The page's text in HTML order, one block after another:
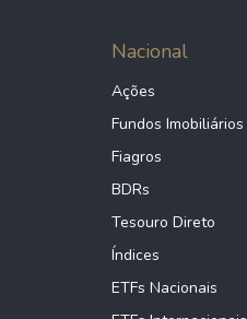
Nacional
Ações
Fundos Imobiliários
Fiagros
BDRs
Tesouro Direto
Índices
ETFs Nacionais